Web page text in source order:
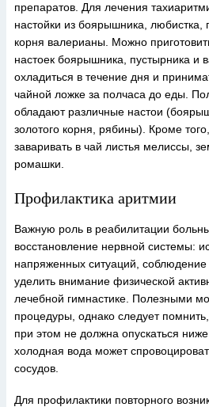
препаратов. Для лечения
настойки из боярышника, любистка,
корня валерианы. Можно
настоек боярышника, пустырника и
охладиться в течение дня и
чайной ложке за полчаса до еды.
обладают различные настои
золотого корня, рябины). Кроме
заваривать в чай листья мелиссы,
ромашки.
Профилактика аритмии
Важную роль в реабилитации
восстановление нервной системы:
напряженных ситуаций,
уделить внимание физической
лечебной гимнастике. Полезными
процедуры, однако следует
при этом не должна опускаться
холодная вода может
сосудов.
Для профилактики повторного